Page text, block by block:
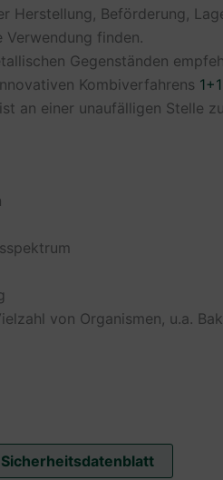
Herstellung, Beförderung,
Verwendung finden.
Gegenständen
Kombiverfahrens
an einer unaufälligen Stelle
von Organismen, u.a.
Sicherheitsdatenblatt